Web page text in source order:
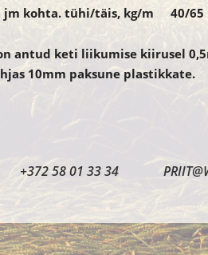
jm kohta. tühi/täis, kg/m
40/65
antud keti liikumise kiirusel
10mm paksune plastikkate.
33 34